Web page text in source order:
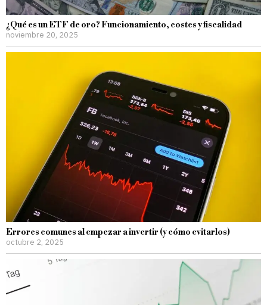
¿Qué es un ETF de oro? Funcionamiento, costes y fiscalidad
noviembre 20, 2025
Errores comunes al empezar a invertir (y cómo evitarlos)
octubre 2, 2025